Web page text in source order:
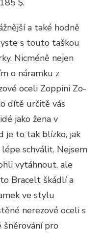
$.
a také hodně
s touto taškou
Nicméně nejen
o náramku z
oceli Zoppini Zo-
dítě určitě vás
jako žena v
je to tak blízko, jak
schválit. Nejsem
vytáhnout, ale
Bracelt škádlí a
ve stylu
nerezové oceli s
pro